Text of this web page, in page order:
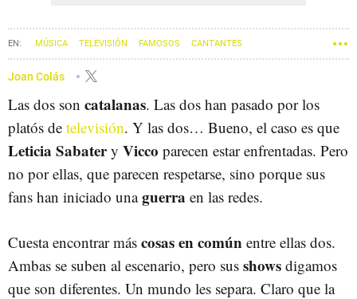
MÚSICA TELEVISIÓN FAMOSOS CANTANTES
Joan Colás
Las dos son catalanas. Las dos han pasado por los
platós de televisión. Y las dos… Bueno, el caso es que
Leticia Sabatery Vicco parecen estar enfrentadas. Pero
no por ellas, que parecen respetarse, sino porque sus
fans han iniciado unaguerra en las redes.
Cuesta encontrar más cosas en común entre ellas dos.
Ambas se suben al escenario, pero sus shows digamos
que son diferentes. Un mundo les separa. Claro que la